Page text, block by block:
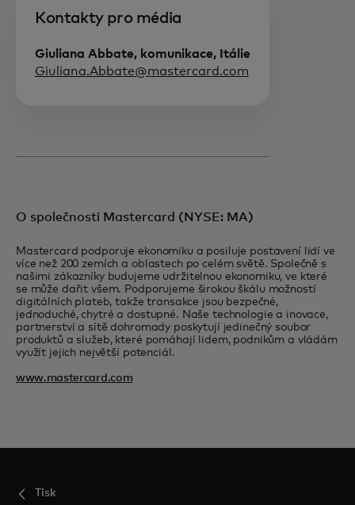
Kontakty pro média
Giuliana Abbate, komunikace, Itálie
Giuliana.Abbate@mastercard.com
O společnosti Mastercard (NYSE: MA)
Mastercard podporuje ekonomiku a posiluje postavení lidí ve
více než 200 zemích a oblastech po celém světě. Společně s
našimi zákazníky budujeme udržitelnou ekonomiku, ve které
se může dařit všem. Podporujeme širokou škálu možností
digitálních plateb, takže transakce jsou bezpečné,
jednoduché, chytré a dostupné. Naše technologie a inovace,
partnerství a sítě dohromady poskytují jedinečný soubor
produktů a služeb, které pomáhají lidem, podnikům a vládám
využít jejich největší potenciál.
www.mastercard.com
Tisk